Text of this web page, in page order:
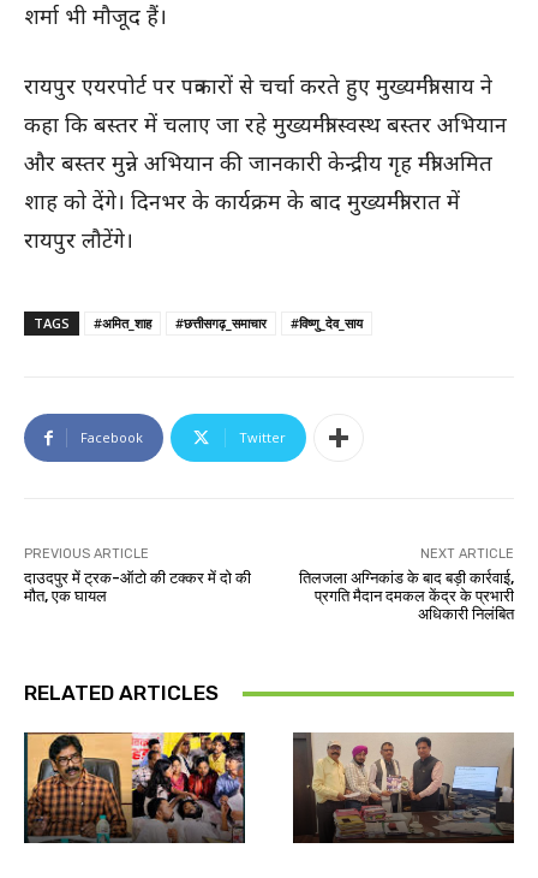
शर्मा भी मौजूद हैं।
रायपुर एयरपोर्ट पर पत्रकारों से चर्चा करते हुए मुख्यमंत्री साय ने
कहा कि बस्तर में चलाए जा रहे मुख्यमंत्री स्वस्थ बस्तर अभियान
और बस्तर मुन्ने अभियान की जानकारी केन्द्रीय गृह मंत्री अमित
शाह काे देंगे। दिनभर के कार्यक्रम के बाद मुख्यमंत्री रात में
रायपुर लौटेंगे।
TAGS #अमित_शाह #छत्तीसगढ़_समाचार #विष्णु_देव_साय
Facebook Twitter
PREVIOUS ARTICLE
दाउदपुर में ट्रक-ऑटो की टक्कर में दो की
मौत, एक घायल
NEXT ARTICLE
तिलजला अग्निकांड के बाद बड़ी कार्रवाई,
प्रगति मैदान दमकल केंद्र के प्रभारी
अधिकारी निलंबित
RELATED ARTICLES